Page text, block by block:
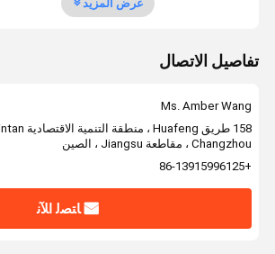
عرض المزيد
تفاصيل الاتصال
Ms. Amber Wang
Changzhou ، مقاطعة Jiangsu ، الصين
+86-13915996125
ﺎﺘﺼﻟ ﺍﻶﻧ